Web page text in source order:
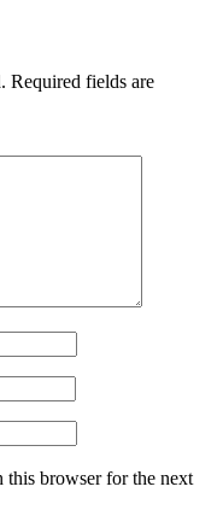
Required fields are
this browser for the next